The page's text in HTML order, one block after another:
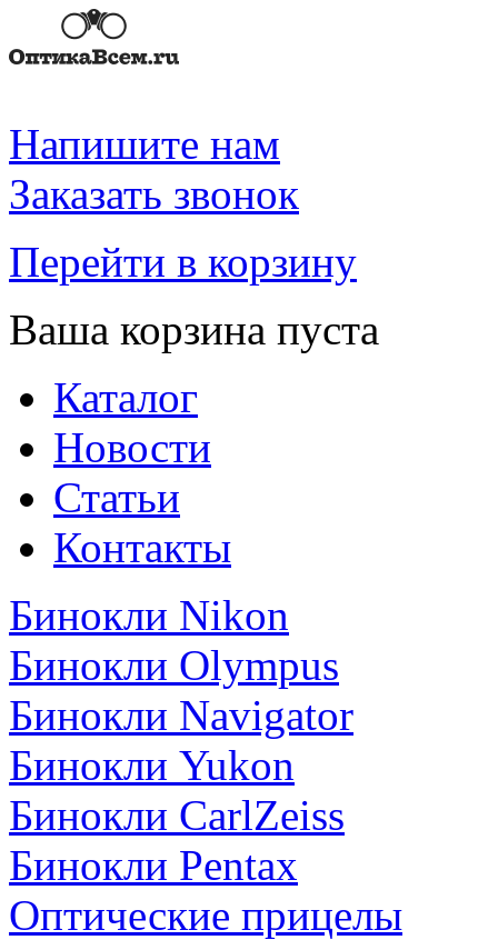
Напишите нам
Заказать звонок
Перейти в корзину
Ваша корзина пуста
Каталог
Новости
Статьи
Контакты
Бинокли Nikon
Бинокли Olympus
Бинокли Navigator
Бинокли Yukon
Бинокли CarlZeiss
Бинокли Pentax
Оптические прицелы